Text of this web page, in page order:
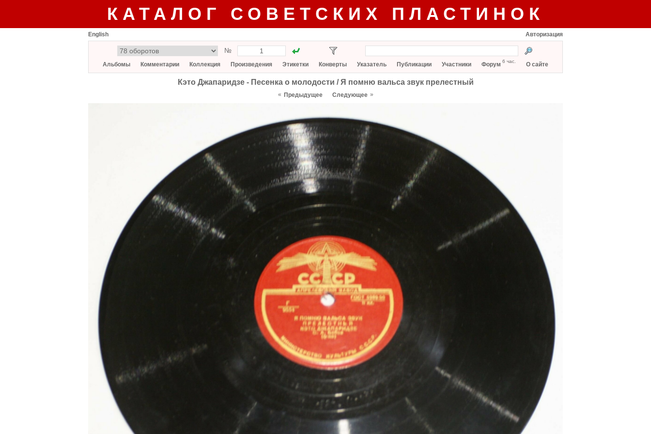
КАТАЛОГ СОВЕТСКИХ ПЛАСТИНОК
English Авторизация
№
Альбомы Комментарии Коллекция Произведения Этикетки Конверты Указатель Публикации Участники Форум 6 час. О сайте
Кэто Джапаридзе - Песенка о молодости / Я помню вальса звук прелестный
« Предыдущее Следующее »